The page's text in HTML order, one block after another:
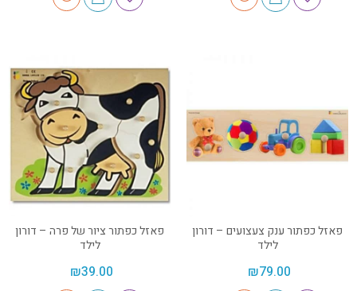
פאזל כפתור ענק צעצועים – דורון
לילד
₪79.00
פאזל כפתור ציור של פרה – דורון
לילד
₪39.00